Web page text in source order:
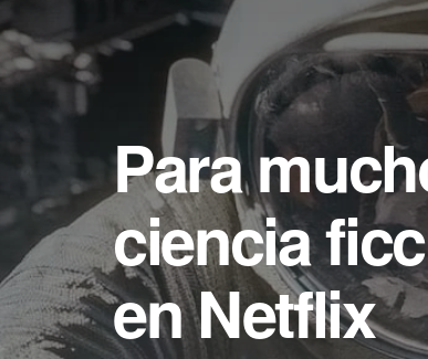
Para
ciencia
en Netflix